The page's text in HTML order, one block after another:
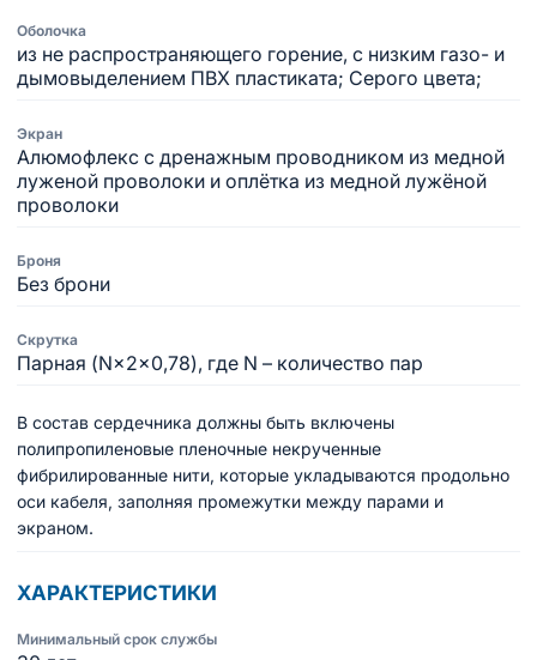
Оболочка
из не распространяющего горение, с низким газо- и
дымовыделением ПВХ пластиката; Серого цвета;
Экран
Алюмофлекс с дренажным проводником из медной
луженой проволоки и оплётка из медной лужёной
проволоки
Броня
Без брони
Скрутка
Парная (N×2×0,78), где N – количество пар
В состав сердечника должны быть включены
полипропиленовые пленочные некрученные
фибрилированные нити, которые укладываются продольно
оси кабеля, заполняя промежутки между парами и
экраном.
ХАРАКТЕРИСТИКИ
Минимальный срок службы